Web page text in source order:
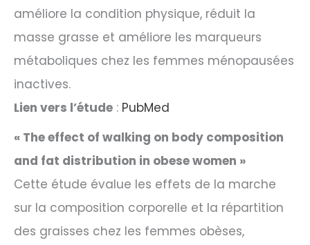
améliore la condition physique, réduit la
masse grasse et améliore les marqueurs
métaboliques chez les femmes ménopausées
inactives.
Lien vers l’étude : PubMed
« The effect of walking on body composition
and fat distribution in obese women »
Cette étude évalue les effets de la marche
sur la composition corporelle et la répartition
des graisses chez les femmes obèses,